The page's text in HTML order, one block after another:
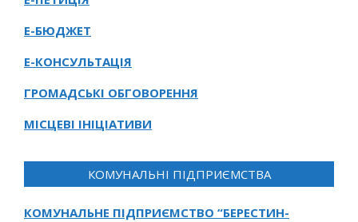
Е-БЮДЖЕТ
Е-КОНСУЛЬТАЦІЯ
ГРОМАДСЬКІ ОБГОВОРЕННЯ
МІСЦЕВІ ІНІЦІАТИВИ
КОМУНАЛЬНІ ПІДПРИЄМСТВА
КОМУНАЛЬНЕ ПІДПРИЄМСТВО “БЕРЕСТИН-